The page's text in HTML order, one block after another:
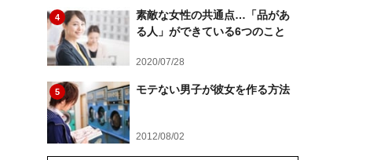
4
素敵な女性の共通点…「品があ
る人」ができている6つのこと
2020/07/28
5 モテない男子が彼女を作る方法
2012/08/02